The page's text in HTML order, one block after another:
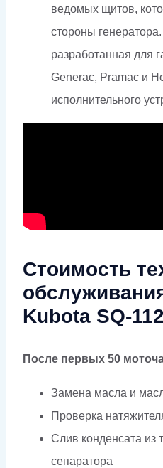
ведомых щитов,
стороны генератора.
разработанная для
Generac, Pramac и
исполнительного
Стоимость
Kubota SQ-
После первых 50
Замена масла и
Проверка
Слив конденсата из
сепаратора